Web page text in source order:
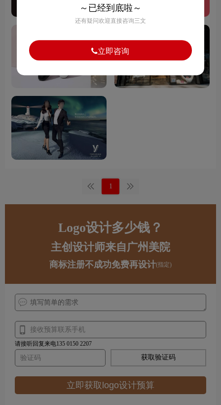
1
Logo设计多少钱？
主创设计师来自广州美院
商标注册不成功免费再设计(指定)
请接听回复来电135 0150 2207
获取验证码
立即获取logo设计预算
～已经到底啦～
还有疑问欢迎直接咨询三文
立即咨询